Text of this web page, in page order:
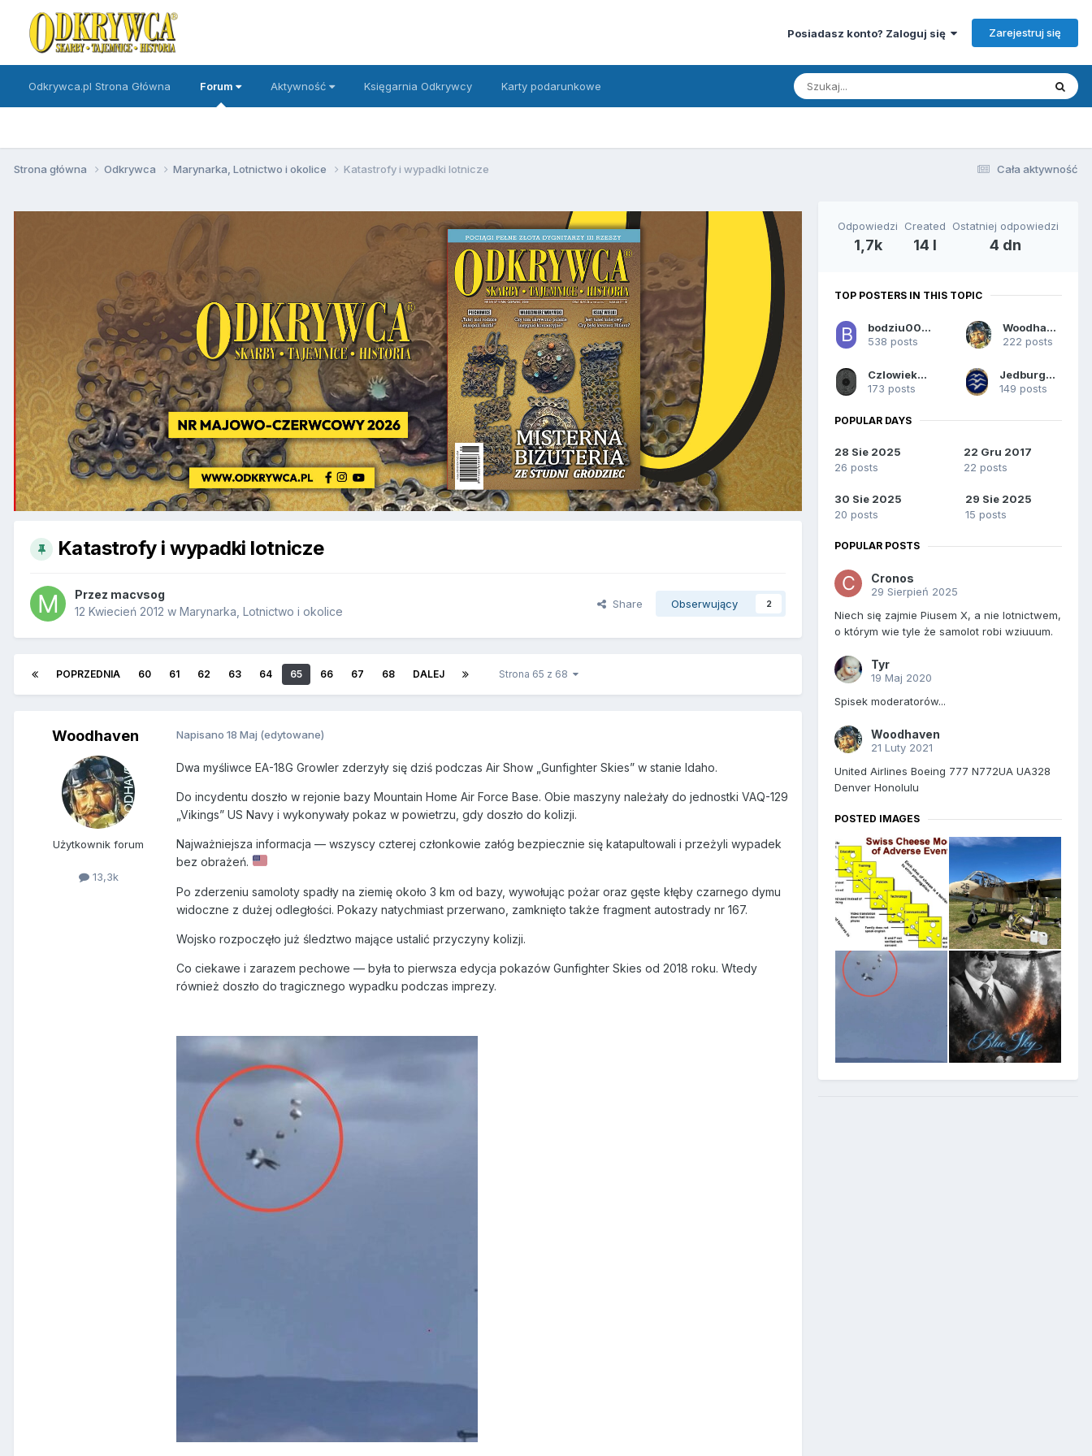
Posiadasz konto? Zaloguj się Zarejestruj się
Odkrywca.pl Strona Główna Forum Aktywność Księgarnia Odkrywcy Karty podarunkowe
Cała aktywność
Strona główna Odkrywca Marynarka, Lotnictwo i okolice Katastrofy i wypadki lotnicze
Katastrofy i wypadki lotnicze
Przez macvsog
12 Kwiecień 2012 w Marynarka, Lotnictwo i okolice
Share Obserwujący 2
POPRZEDNIA 60 61 62 63 64 65 66 67 68 DALEJ Strona 65 z 68
Woodhaven
Użytkownik forum
13,3k
Napisano 18 Maj (edytowane)
Dwa myśliwce EA-18G Growler zderzyły się dziś podczas Air Show „Gunfighter Skies” w stanie Idaho.
Do incydentu doszło w rejonie bazy Mountain Home Air Force Base. Obie maszyny należały do jednostki VAQ-129
„Vikings” US Navy i wykonywały pokaz w powietrzu, gdy doszło do kolizji.
Najważniejsza informacja — wszyscy czterej członkowie załóg bezpiecznie się katapultowali i przeżyli wypadek
bez obrażeń.
Po zderzeniu samoloty spadły na ziemię około 3 km od bazy, wywołując pożar oraz gęste kłęby czarnego dymu
widoczne z dużej odległości. Pokazy natychmiast przerwano, zamknięto także fragment autostrady nr 167.
Wojsko rozpoczęło już śledztwo mające ustalić przyczyny kolizji.
Co ciekawe i zarazem pechowe — była to pierwsza edycja pokazów Gunfighter Skies od 2018 roku. Wtedy
również doszło do tragicznego wypadku podczas imprezy.
Odpowiedzi
1,7k
Created
14 l
Ostatniej odpowiedzi
4 dn
TOP POSTERS IN THIS TOPIC
bodziu000000
538 posts
Woodhaven
222 posts
Czlowieksniegu
173 posts
Jedburgh_Ops
149 posts
POPULAR DAYS
28 Sie 2025
26 posts
22 Gru 2017
22 posts
30 Sie 2025
20 posts
29 Sie 2025
15 posts
POPULAR POSTS
Cronos
29 Sierpień 2025
Niech się zajmie Piusem X, a nie lotnictwem,
o którym wie tyle że samolot robi wziuuum.
Tyr
19 Maj 2020
Spisek moderatorów...
Woodhaven
21 Luty 2021
United Airlines Boeing 777 N772UA UA328
Denver Honolulu
POSTED IMAGES